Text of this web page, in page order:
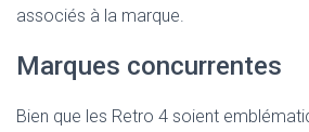
associés à la marque.
Marques concurrentes
Bien que les Retro 4 soient